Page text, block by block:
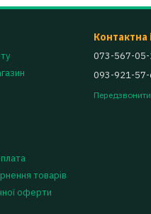
товарів
оферти
Контактна
073-567-05-
093-921-